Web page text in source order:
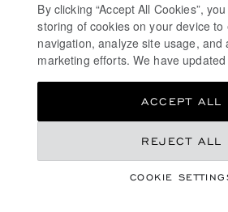
WEMPE
Königstraße 12
90402, Nürnberg
+49 (911) 203581
By clicking “Accept All Cookies”,
storing of cookies on your device to
navigation, analyze site usage, and
marketing efforts. We have
COOKIE
REJECT ALL
ACCEPT ALL